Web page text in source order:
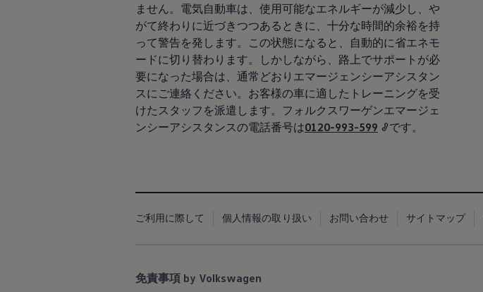
ません。電気自動車は、使用可能なエネルギーが減少し、や
がて終わりに近づきつつあるときに、十分な時間的余裕を持
って警告を発します。この状態になると、自動的に省エネモ
ードに切り替わります。しかしながら、路上でサポートが必
要になった場合は、通常どおりエマージェンシーアシスタン
スにご連絡ください。お客様の車に適したトレーニングを受
けたスタッフを派遣します。フォルクスワーゲンエマージェ
ンシーアシスタンスの電話番号は0120-993-599 です。
ご利用に際して 個人情報の取り扱い お問い合わせ サイトマップ
免責事項 by Volkswagen